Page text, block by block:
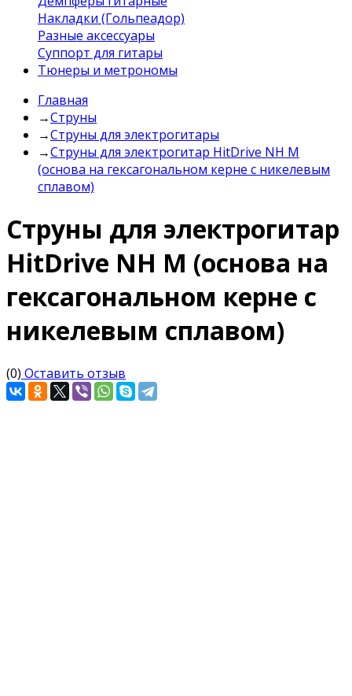
Накладки (Гольпеадор)
Разные аксессуары
Суппорт для гитары
Тюнеры и метрономы
Главная
→Струны
→Струны для электрогитары
→Струны для электрогитар HitDrive NH M
(основа на гексагональном керне с никелевым
сплавом)
Струны для электрогитар
HitDrive NH M (основа на
гексагональном керне с
никелевым сплавом)
(0) Оставить отзыв